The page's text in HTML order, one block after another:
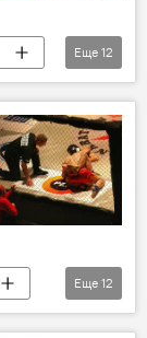
Еще 12
Еще 12